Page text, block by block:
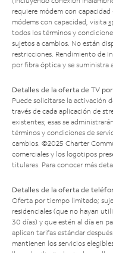
requiere módem con
módems con capacidad, visita
todos los términos y
sujetos a cambios. No están
restricciones. Rendimiento de
por fibra óptica y se suministra
Detalles de la oferta de TV
Puede solicitarse la activación
través de cada aplicación de
existentes; esas se
términos y condiciones de
cambios. ©2025 Charter
comerciales y los logotipos
titulares. Para conocer más
Detalles de la oferta de
Oferta por tiempo limitado;
residenciales (que no hayan
30 días) y que estén al día en
aplican tarifas estándar
mantienen los servicios